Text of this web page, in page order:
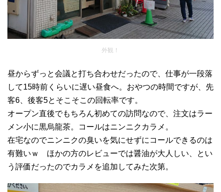
外観！
昼からずっと会議と打ち合わせだったので、仕事が一段落
して15時前くらいに遅い昼食へ。おやつの時間ですが、先
客6、後客5とそこそこの回転率です。
オープン直後でもちろん初めての訪問なので、注文はラー
メン小に黒烏龍茶。コールはニンニクカラメ。
在宅なのでニンニクの臭いを気にせずにコールできるのは
有難いｗ ほかの方のレビューでは醤油が大人しい、とい
う評価だったのでカラメを追加してみた次第。